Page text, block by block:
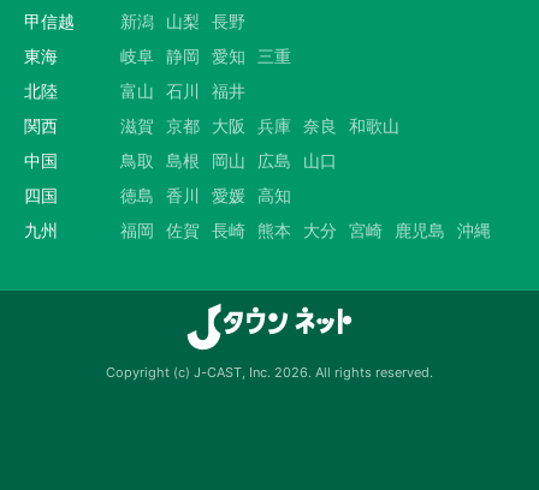
甲信越
新潟 山梨
長野
東海
岐阜 静岡 愛知
三重
北陸
富山 石川
福井
関西
滋賀 京都 大阪 兵庫 奈良
和歌山
中国
鳥取 島根 岡山 広島
山口
四国
徳島 香川 愛媛 高知
九州
福岡 佐賀 長崎 熊本 大分 宮崎 鹿児島 沖縄
Copyright (c) J-CAST, Inc. 2026. All rights reserved.